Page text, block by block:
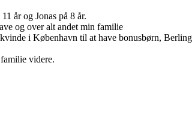
år og Jonas på 8 år.
og over alt andet min familie
i København til at have bonusbørn,
videre.